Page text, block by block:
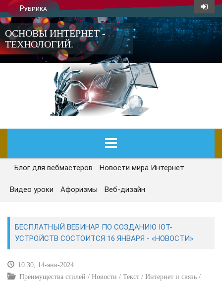
Рубрика
ОСНОВЫ ИНТЕРНЕТ -
ТЕХНОЛОГИЙ.
ГЛАВНАЯ
СЕГОДНЯ
РЕМОНТ И СОВЕТЫ
Блог для вебмастеров Новости мира Интернет
Видео уроки Афоризмы Веб-дизайн
БЕСПЛАТНЫЙ ВЕБИНАР ПО СОЗДАНИЮ IOT-
УСТРОЙСТВ СОСТОИТСЯ 16 ЯНВАРЯ - «НОВОСТИ»
10:30, 14-янв-2024
Преимущества стилей / Новости / Текст / Интернет и связь /